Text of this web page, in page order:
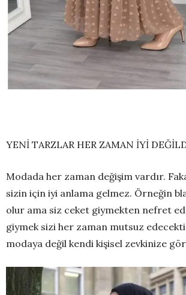
YENİ TARZLAR HER ZAMAN İYİ
Modada her zaman değişim vardır.
sizin için iyi anlama gelmez. Örneğin
olur ama siz ceket giymekten nefret
giymek sizi her zaman mutsuz
modaya değil kendi kişisel zevkinize